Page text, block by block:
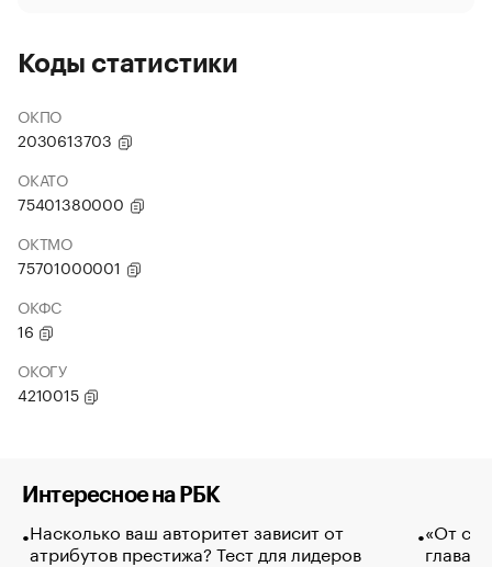
Коды статистики
ОКПО
2030613703
ОКАТО
75401380000
ОКТМО
75701000001
ОКФС
16
ОКОГУ
4210015
Интересное на РБК
Насколько ваш авторитет зависит от
атрибутов престижа? Тест для лидеров
«От
глава